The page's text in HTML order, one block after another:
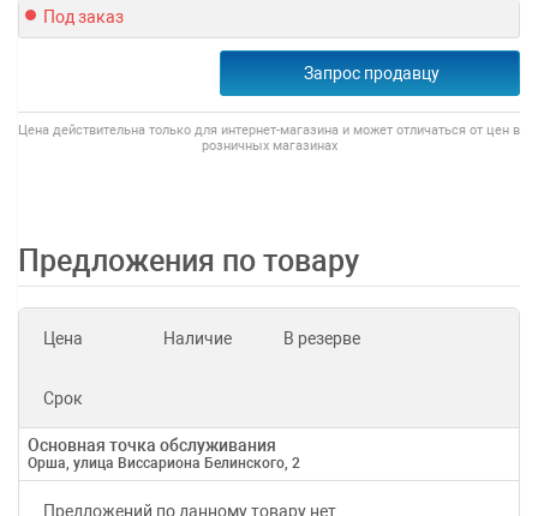
Под заказ
Запрос продавцу
Цена действительна только для интернет-магазина и может отличаться от цен в
розничных магазинах
Предложения по товару
Цена Наличие В резерве
Срок
Основная точка обслуживания
Орша, улица Виссариона Белинского, 2
Предложений по данному товару нет